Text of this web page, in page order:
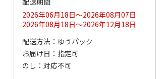
ドジャース 大谷翔
平 日本人最多53試
合連続出塁記念 シ
ル…
17,000円
(送料・税込)
谷翔平 2026 NL 3・
4月投手…
2026年06月18日～2026年08月07日
2026年08月18日～2026年12月18日
配送方法
ゆうパック
お届け日
指定可
のし
対応不可